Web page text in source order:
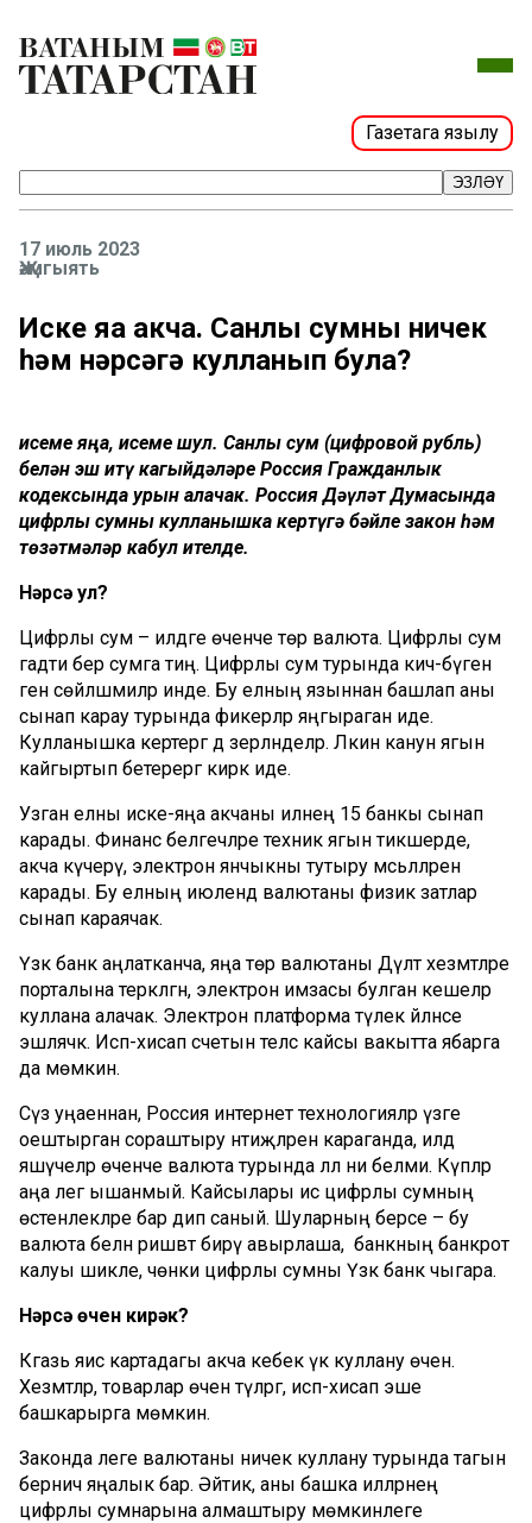
Газетага язылу
ЭЗЛӘҮ
17 июль 2023
Җәмгыять
Иске яңа акча. Санлы сумны ничек
һәм нәрсәгә кулланып була?
Җисеме яңа, исеме шул. Санлы сум (цифровой рубль)
белән эш итү кагыйдәләре Россия Гражданлык
кодексында урын алачак. Россия Дәүләт Думасында
цифрлы сумны кулланышка кертүгә бәйле закон һәм
төзәтмәләр кабул ителде.
Нәрсә ул?
Цифрлы сум – илдәге өченче төр валюта. Цифрлы сум
гадәти бер сумга тиң. Цифрлы сум турында кичә-бүген
генә сөйләшмиләр инде. Бу елның языннан башлап аны
сынап карау турында фикерләр яңгыраган иде.
Кулланышка кертергә дә әзерләнделәр. Ләкин канун ягын
кайгыртып бетерергә кирәк иде.
Узган елны иске-яңа акчаны илнең 15 банкы сынап
карады. Финанс белгечләре техник ягын тикшерде,
акча күчерү, электрон янчыкны тутыру мәсьәләләрен
карады. Бу елның июлендә валютаны физик затлар
сынап караячак.
Үзәк банк аңлатканча, яңа төр валютаны Дәүләт хезмәтләре
порталына теркәлгән, электрон имзасы булган кешеләр
куллана алачак. Электрон платформа тәүлек әйләнәсе
эшләячәк. Исәп-хисап счетын теләсә кайсы вакытта ябарга
да мөмкин.
Сүз уңаеннан, Россия интернет технологияләр үзәге
оештырган сораштыру нәтиҗәләренә караганда, илдә
яшәүчеләр өченче валюта турында әллә ни белми. Күпләр
аңа әлегә ышанмый. Кайсылары исә цифрлы сумның
өстенлекләре бар дип саный. Шуларның берсе – бу
валюта белән ришвәт бирү авырлаша, ә банкның банкрот
калуы шикле, чөнки цифрлы сумны Үзәк банк чыгара.
Нәрсә өчен кирәк?
Кәгазь яисә картадагы акча кебек үк куллану өчен.
Хезмәтләр, товарлар өчен түләргә, исәп-хисап эше
башкарырга мөмкин.
Законда әлеге валютаны ничек куллану турында тагын
берничә яңалык бар. Әйтик, аны башка илләрнең
цифрлы сумнарына алмаштыру мөмкинлеге